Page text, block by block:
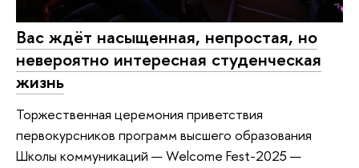
Вас ждёт насыщенная, непростая, но
невероятно интересная студенческая
жизнь
Торжественная церемония приветствия
первокурсников программ высшего образования
Школы коммуникаций — Welcome Fest-2025 —